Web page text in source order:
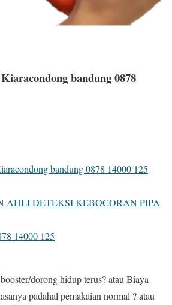
bandung 0878
bandung 0878 14000 125
AHLI DETEKSI KEBOCORAN PIPA
14000 125
dorong hidup terus? atau Biaya
padahal pemakaian normal ? atau